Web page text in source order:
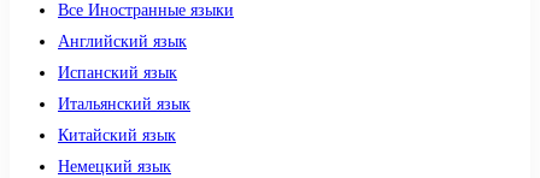
Все Иностранные языки
Английский язык
Испанский язык
Итальянский язык
Китайский язык
Немецкий язык